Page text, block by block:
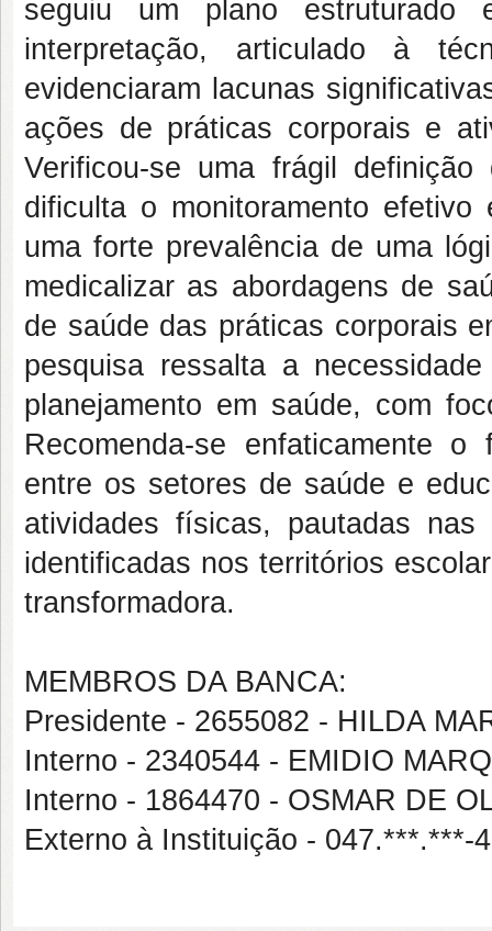
seguiu um plano estruturado
interpretação, articulado à
evidenciaram lacunas
ações de práticas corporais e
Verificou-se uma frágil
dificulta o monitoramento
uma forte prevalência de uma
medicalizar as abordagens de
de saúde das práticas corporais
pesquisa ressalta a
planejamento em saúde, com
Recomenda-se enfaticamente o
entre os setores de saúde e
atividades físicas, pautadas
identificadas nos territórios
transformadora.
MEMBROS DA BANCA:
Presidente - 2655082 - HILDA
Interno - 2340544 - EMIDIO
Interno - 1864470 - OSMAR DE
Externo à Instituição - 047.***.***-